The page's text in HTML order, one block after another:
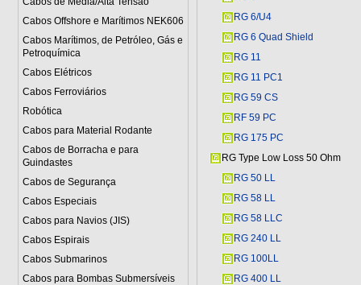
Cabos Offshore e Marítimos NEK606
Cabos Marítimos, de Petróleo, Gás e
Petroquímica
Cabos Elétricos
Cabos Ferroviários
Robótica
Cabos para Material Rodante
Cabos de Borracha e para
Guindastes
Cabos de Segurança
Cabos Especiais
Cabos para Navios (JIS)
Cabos Espirais
Cabos Submarinos
Cabos para Bombas Submersíveis
RG 6/U4
RG 6 Quad Shield
RG 11
RG 11 PC1
RG 59 CS
RF 59 PC
RG 175 PC
RG Type Low Loss 50 Ohm
RG 50 LL
RG 58 LL
RG 58 LLC
RG 240 LL
RG 100LL
RG 400 LL